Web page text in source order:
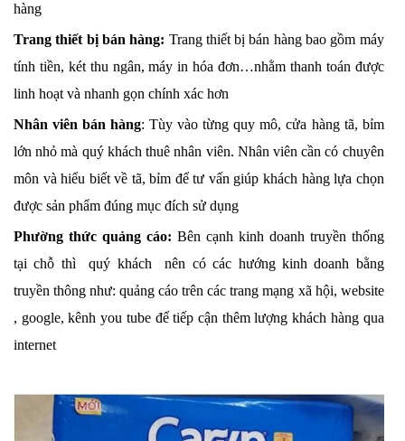
hàng
Trang thiết bị bán hàng: Trang thiết bị bán hàng bao gồm máy
tính tiền, két thu ngân, máy in hóa đơn…nhằm thanh toán được
linh hoạt và nhanh gọn chính xác hơn
Nhân viên bán hàng: Tùy vào từng quy mô, cửa hàng tã, bỉm
lớn nhỏ mà quý khách thuê nhân viên. Nhân viên cần có chuyên
môn và hiểu biết về tã, bỉm để tư vấn giúp khách hàng lựa chọn
được sản phẩm đúng mục đích sử dụng
Phường thức quảng cáo: Bên cạnh kinh doanh truyền thống
tại chỗ thì quý khách nên có các hướng kinh doanh bằng
truyền thông như: quảng cáo trên các trang mạng xã hội, website
, google, kênh you tube để tiếp cận thêm lượng khách hàng qua
internet